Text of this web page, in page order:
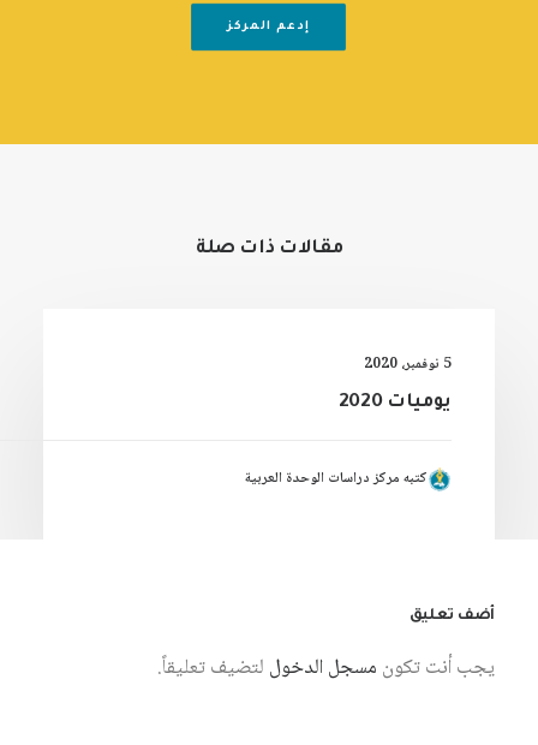
إدعم المركز
مقالات ذات صلة
5 نوفمبر، 2020
يوميات 2020
كتبه مركز دراسات الوحدة العربية
أضف تعليق
يجب أنت تكون مسجل الدخول لتضيف تعليقاً.